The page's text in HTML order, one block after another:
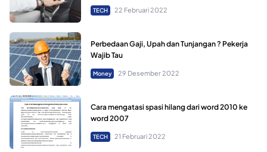
TECH 22 Februari 2022
Perbedaan Gaji, Upah dan Tunjangan ? Pekerja
Wajib Tau
Money 29 Desember 2022
Cara mengatasi spasi hilang dari word 2010 ke
word 2007
TECH 21 Februari 2022